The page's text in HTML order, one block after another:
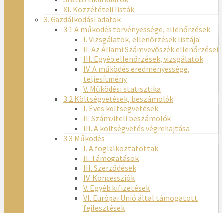
XI. Közzétételi listák
3. Gazdálkodási adatok
3.1 A működés törvényessége, ellenőrzések
I. Vizsgálatok, ellenőrzések listája:
II. Az Állami Számvevőszék ellenőrzései
III. Egyéb ellenőrzések, vizsgálatok
IV. A működés eredményessége,
teljesítmény
V. Működési statisztika
3.2 Költségvetések, beszámolók
I. Éves költségvetések
II. Számviteli beszámolók
III. A költségvetés végrehajtása
3.3 Működés
I. A foglalkoztatottak
II. Támogatások
III. Szerződések
IV. Koncessziók
V. Egyéb kifizetések
VI. Európai Unió által támogatott
fejlesztések